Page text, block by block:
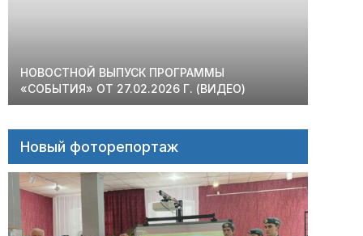
НОВОСТНОЙ ВЫПУСК ПРОГРАММЫ
«СОБЫТИЯ» ОТ 27.02.2026 Г. (ВИДЕО)
Новый фоторепортаж